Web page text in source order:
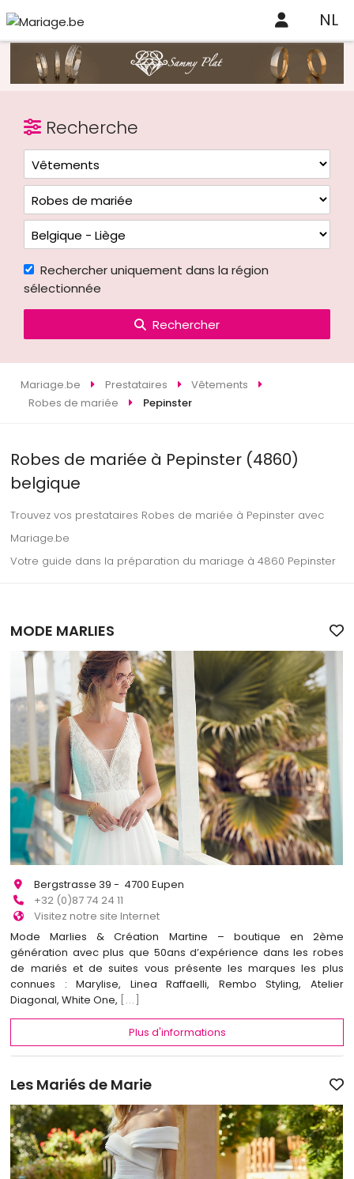
NL
Recherche
Rechercher uniquement dans la région
sélectionnée
Rechercher
Mariage.be Prestataires
Vêtements
Robes de mariée
Pepinster
Robes de mariée à Pepinster (4860)
belgique
Trouvez vos prestataires Robes de mariée à Pepinster avec
Mariage.be
Votre guide dans la préparation du mariage à 4860 Pepinster
MODE MARLIES
Bergstrasse 39 - 4700 Eupen
+32 (0)87 74 24 11
Visitez notre site Internet
Mode Marlies & Création Martine – boutique en 2ème
génération avec plus que 50ans d’expérience dans les robes
de mariés et de suites vous présente les marques les plus
connues : Marylise, Linea Raffaelli, Rembo Styling, Atelier
Diagonal, White One,
[...]
Plus d'informations
Les Mariés de Marie